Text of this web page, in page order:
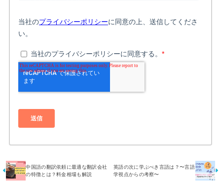
中国語の翻訳依頼に最適な翻訳会社
の特徴とは？料金相場も解説
英語の次に学ぶべき言語は？〜言語
学視点からの考察〜